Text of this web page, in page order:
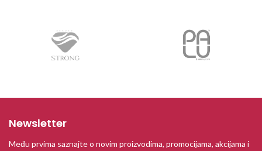
Newsletter
Među prvima saznajte o novim proizvodima, promocijama, akcijama i